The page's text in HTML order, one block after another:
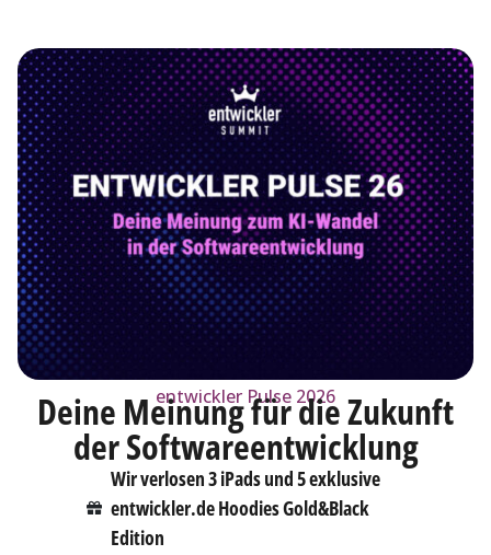
entwickler Pulse 2026
Deine Meinung für die Zukunft
der Softwareentwicklung
Wir verlosen 3 iPads und 5 exklusive
entwickler.de Hoodies Gold&Black
Edition